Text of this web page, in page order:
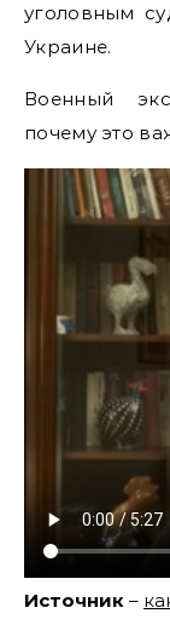
уголовным
Украине.
Военный
почему это
Источник –